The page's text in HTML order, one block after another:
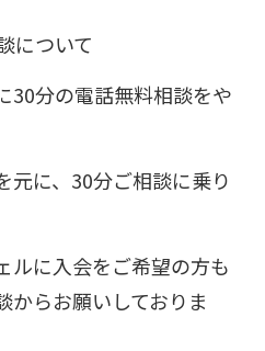
について
30分の電話無料相談をや
元に、30分ご相談に乗り
ルに入会をご希望の方も
からお願いしておりま